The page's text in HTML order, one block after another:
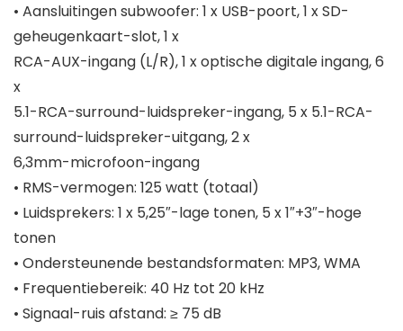
• Aansluitingen subwoofer: 1 x USB-poort, 1 x SD-
geheugenkaart-slot, 1 x
RCA-AUX-ingang (L/R), 1 x optische digitale ingang, 6
x
5.1-RCA-surround-luidspreker-ingang, 5 x 5.1-RCA-
surround-luidspreker-uitgang, 2 x
6,3mm-microfoon-ingang
• RMS-vermogen: 125 watt (totaal)
• Luidsprekers: 1 x 5,25″-lage tonen, 5 x 1″+3″-hoge
tonen
• Ondersteunende bestandsformaten: MP3, WMA
• Frequentiebereik: 40 Hz tot 20 kHz
• Signaal-ruis afstand: ≥ 75 dB